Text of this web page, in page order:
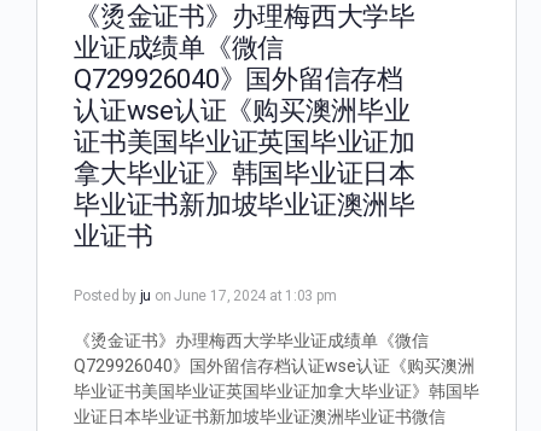
《烫金证书》办理梅西大学毕
业证成绩单《微信
Q729926040》国外留信存档
认证wse认证《购买澳洲毕业
证书美国毕业证英国毕业证加
拿大毕业证》韩国毕业证日本
毕业证书新加坡毕业证澳洲毕
业证书
Posted by ju on June 17, 2024 at 1:03 pm
《烫金证书》办理梅西大学毕业证成绩单《微信
Q729926040》国外留信存档认证wse认证《购买澳洲
毕业证书美国毕业证英国毕业证加拿大毕业证》韩国毕
业证日本毕业证书新加坡毕业证澳洲毕业证书微信